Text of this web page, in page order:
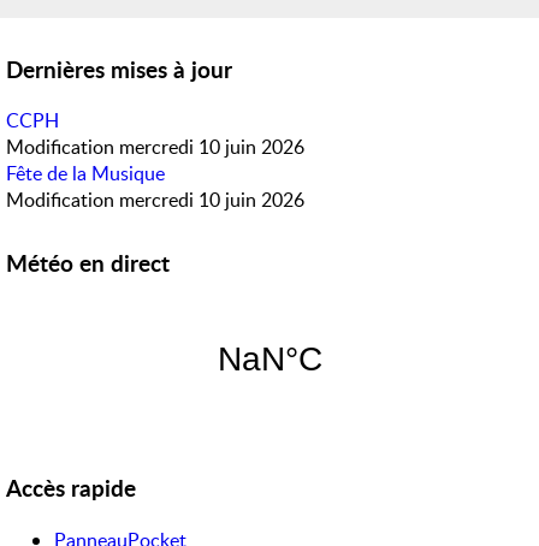
Dernières mises à jour
CCPH
Modification mercredi 10 juin 2026
Fête de la Musique
Modification mercredi 10 juin 2026
Météo en direct
Accès rapide
PanneauPocket